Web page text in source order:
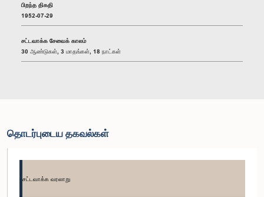
பிறந்த திகதி
1952-07-29
சட்டவாக்க சேவைக் காலம்
30 ஆண்டுகள், 3 மாதங்கள், 18 நாட்கள்
தொடர்புடைய தகவல்கள்
சட்டவாக்க வரலாறு